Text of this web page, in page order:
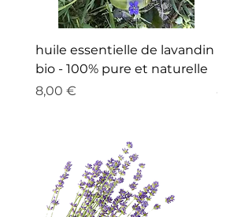
huile essentielle de lavandin
bio - 100% pure et naturelle
Prix
8,00 €
Prix
8,00 €